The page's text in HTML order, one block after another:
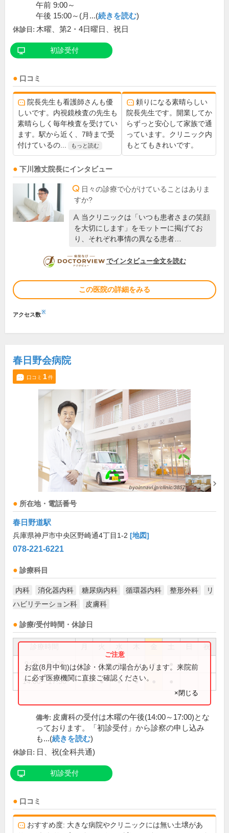
午前 9:00～
午後 15:00～(月...(続きを読む)
休診日: 木曜、第2・4日曜日、祝日
初診受付
口コミ
院長先生も看護師さんも優
しいです。内視鏡検査の先生も
素晴らしく毎年検査を受けてい
ます。駅から近く、7時まで受
付けているの...
もっと読む
頼りになる素晴らしい
院長先生です。開業してか
らずっと安心して家族で通
っています。クリニック内
もとてもきれいです。
下川雅丈院長にインタビュー
日々の診療で心がけていることはありま
すか?
当クリニックは「いつも患者さまの笑顔
を大切にします」をモットーに掲げてお
り、それぞれ事情の異なる患者…
DOCTORVIEW
でインタビュー全文を読む
この医院の詳細をみる
アクセス数※
春日野会病院
口コミ 1件
所在地・電話番号
春日野道駅
兵庫県神戸市中央区野崎通4丁目1-2 [地図]
078-221-6221
診療科目
内科 消化器内科 糖尿病内科 循環器内科 整形外科
リ
ハビリテーション科
皮膚科
診療/受付時間・休診日
9:00～12:00 ● ● ● ● ●
14:00～17:30 ● ● ● ●
お盆(8月中旬)は休診・休業の場合があります。来院前
に必ず医療機関に直接ご確認ください。
×閉じる
備考: 皮膚科の受付は木曜の午後(14:00～17:00)とな
っております。「初診受付」から診察の申し込み
も...(続きを読む)
休診日: 日、祝(全科共通)
初診受付
口コミ
おすすめ度: 大きな病院やクリニックには無い土壌があ